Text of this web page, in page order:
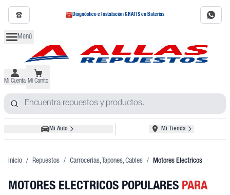
Diagnóstico e Instalación GRATIS en Baterías
Menú
Mi Cuenta Mi Carrito
Mi Auto Mi Tienda
Inicio / Repuestos / Carrocerias, Tapones, Cables / Motores Electricos
MOTORES ELECTRICOS POPULARES PARA